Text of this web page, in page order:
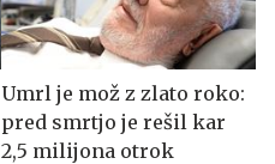
Umrl je mož z zlato roko:
pred smrtjo je rešil kar
2,5 milijona otrok